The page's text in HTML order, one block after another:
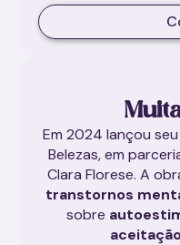
Em 2024 lançou
Belezas, em
Clara Florese. A
transtornos
sobre